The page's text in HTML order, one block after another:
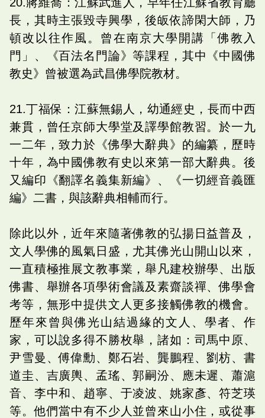
長，其時主張毀寺興學，後皈依諦閑大師，乃
頓改以往作風。曾在南京大學開講「佛教入
門」、《百法名門論》等課程，其中《中國佛
教史》曾被選為武昌佛學院教材。
21.丁福保：江蘇無錫人，幼通經史，長而中西
兼貫，曾任京師大學堂及譯學館教習。於一九
一二年，致力於《佛學大辭典》的編纂，歷時
十年，為中國佛教有史以來第一部大辭典。後
又編印《翻譯名義集新編》、《一切經音義匯
編》二書，與該辭典相輔而行。
除此以外，近年來隨著佛教的弘揚日益普及，
文人學佛的風氣日盛，尤其佛光山開山以來，
一直積極推展文教事業，舉凡建校辦學、出版
佛書、舉辦各項學術會議及素齋談禪、佛學會
考等，無形中提供文人更多接觸佛教的機會。
歷年來曾與佛光山結過緣的文人、學者、作
家，可以說多得不勝枚舉，諸如：司馬中原、
尹雪曼、傅偉勳、鄭石岩、龔鵬程、劉枋、書
道圭、吉廣輿、孟瑤、郭嗣汾、應未遲、蕭滬
音、李中和、趙寧、于凌波、姚家彥、符芝瑛
等。他們當中有不少人並曾來山小住，或從事